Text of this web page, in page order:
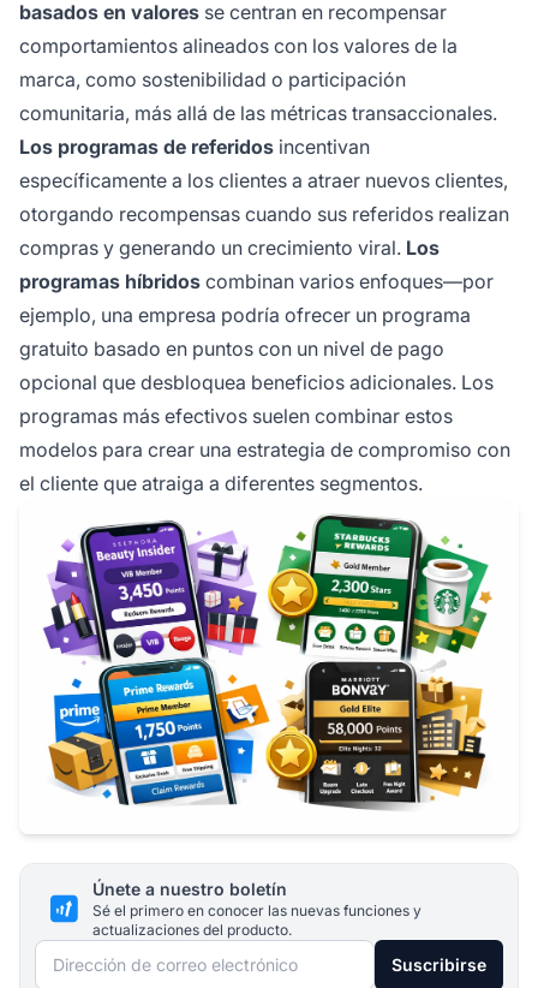
basados en valores se centran en recompensar
comportamientos alineados con los valores de la
marca, como sostenibilidad o participación
comunitaria, más allá de las métricas transaccionales.
Los programas de referidos incentivan
específicamente a los clientes a atraer nuevos clientes,
otorgando recompensas cuando sus referidos realizan
compras y generando un crecimiento viral. Los
programas híbridos combinan varios enfoques—por
ejemplo, una empresa podría ofrecer un programa
gratuito basado en puntos con un nivel de pago
opcional que desbloquea beneficios adicionales. Los
programas más efectivos suelen combinar estos
modelos para crear una estrategia de compromiso con
el cliente que atraiga a diferentes segmentos.
Únete a nuestro boletín
Sé el primero en conocer las nuevas funciones y
actualizaciones del producto.
Dirección de correo electrónico Suscribirse